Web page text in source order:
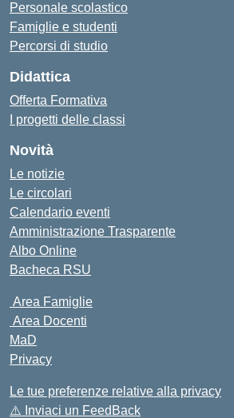
Personale scolastico
Famiglie e studenti
Percorsi di studio
Didattica
Offerta Formativa
I progetti delle classi
Novità
Le notizie
Le circolari
Calendario eventi
Amministrazione Trasparente
Albo Online
Bacheca RSU
Area Famiglie
Area Docenti
MaD
Privacy
Le tue preferenze relative alla privacy
⚠️ Inviaci un FeedBack